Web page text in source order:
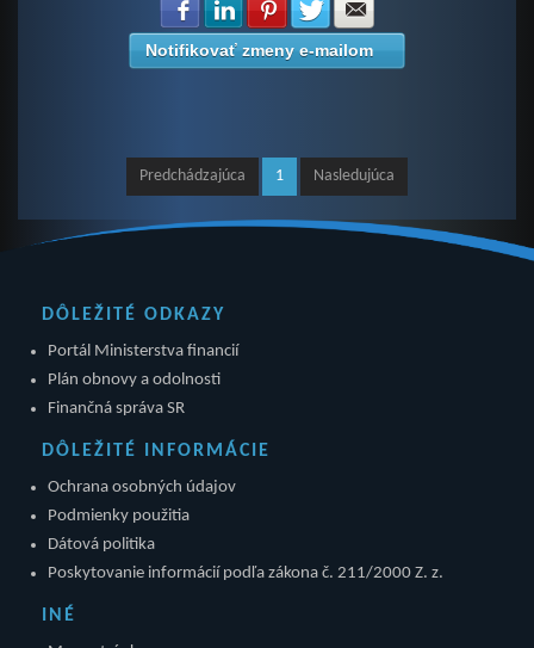
Zdielať na Facebook
Zdielať na LinkedIn
Zdielať na Pinterest
Zdielať na Twitter
Notifikovať zmeny e-mailom
Predchádzajúca 1 Nasledujúca
DÔLEŽITÉ ODKAZY
Portál Ministerstva financií
Plán obnovy a odolnosti
Finančná správa SR
DÔLEŽITÉ INFORMÁCIE
Ochrana osobných údajov
Podmienky použitia
Dátová politika
Poskytovanie informácií podľa zákona č. 211/2000 Z. z.
INÉ